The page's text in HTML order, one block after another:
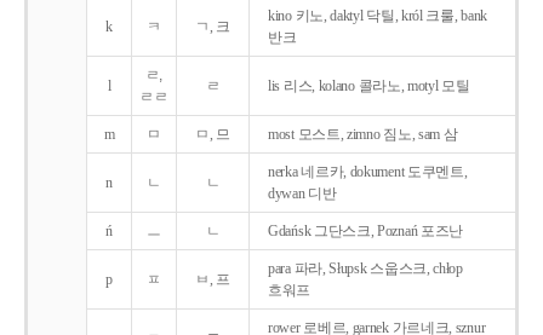
k ㅋ ㄱ, 크
kino 키노, daktyl 닥틸, król 크룰, bank
반크
l
ㄹ,
ㄹㄹ
ㄹ lis 리스, kolano 콜라노, motyl 모틸
m ㅁ ㅁ, 므 most 모스트, zimno 짐노, sam 삼
n ㄴ ㄴ
nerka 네르카, dokument 도쿠멘트,
dywan 디반
ń ㅡ ㄴ Gdańsk 그단스크, Poznań 포즈난
p ㅍ ㅂ, 프
para 파라, Słupsk 스웁스크, chłop
흐워프
rower 로베르, garnek 가르네크, sznur